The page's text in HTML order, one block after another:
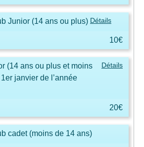
Junior (14 ans ou plus) Détails
10€
(14 ans ou plus et moins
janvier de l’année
Détails
20€
cadet (moins de 14 ans)